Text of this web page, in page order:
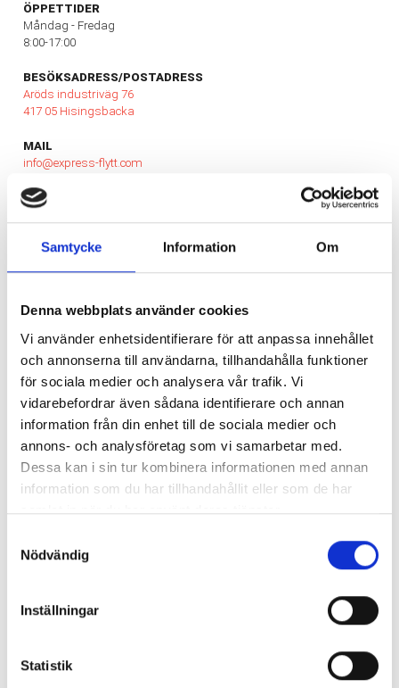
Samtycke Information Om
Denna webbplats använder cookies
Vi använder enhetsidentifierare för att anpassa innehållet
och annonserna till användarna, tillhandahålla funktioner
för sociala medier och analysera vår trafik. Vi
vidarebefordrar även sådana identifierare och annan
information från din enhet till de sociala medier och
annons- och analysföretag som vi samarbetar med.
Dessa kan i sin tur kombinera informationen med annan
information som du har tillhandahållit eller som de har
samlat in när du har använt deras tjänster.
Nödvändig
Inställningar
Statistik
ÖPPETTIDER
Måndag - Fredag
8:00-17:00
BESÖKSADRESS/POSTADRESS
Aröds industriväg 76
417 05 Hisingsbacka
MAIL
info@express-flytt.com
BESÖK OSS
"Stort tack till alla på flyttfirman ExpressFlytt Göteborg för
ANNA JOHANSSON
Vanliga frågor för din flytt